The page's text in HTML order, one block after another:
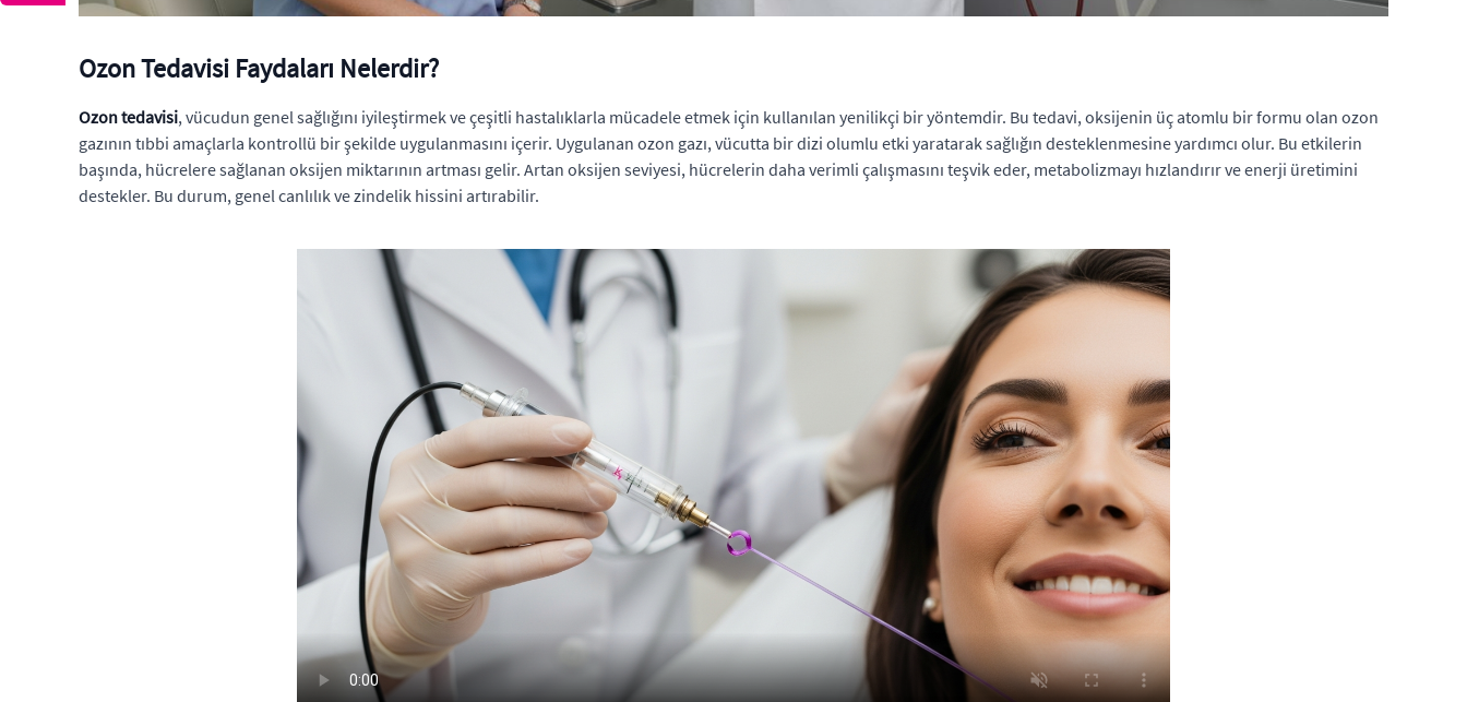
Ozon Tedavisi Faydaları Nelerdir?
Ozon tedavisi, vücudun genel sağlığını iyileştirmek ve çeşitli hastalıklarla mücadele etmek için kullanılan yenilikçi bir yöntemdir. Bu tedavi, oksijenin üç atomlu bir formu olan ozon
gazının tıbbi amaçlarla kontrollü bir şekilde uygulanmasını içerir. Uygulanan ozon gazı, vücutta bir dizi olumlu etki yaratarak sağlığın desteklenmesine yardımcı olur. Bu etkilerin
başında, hücrelere sağlanan oksijen miktarının artması gelir. Artan oksijen seviyesi, hücrelerin daha verimli çalışmasını teşvik eder, metabolizmayı hızlandırır ve enerji üretimini
destekler. Bu durum, genel canlılık ve zindelik hissini artırabilir.